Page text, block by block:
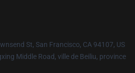
St, San Francisco, CA 94107, US
Middle Road, ville de Beiliu, province